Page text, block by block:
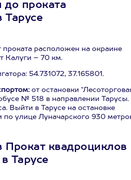
до проката
Тарусе
проката расположен на окраине
Калуги – 70 км.
54.731072, 37.165801.
от остановки
№ 518 в направлении Тарусы.
Выйти в Тарусе на остановке
по улице Луначарского 930
Прокат квадроциклов
Тарусе